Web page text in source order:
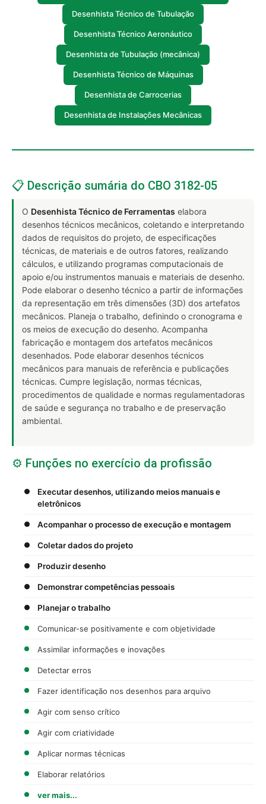
Desenhista Técnico de Tubulação
Desenhista Técnico Aeronáutico
Desenhista de Tubulação (mecânica)
Desenhista Técnico de Máquinas
Desenhista de Carrocerias
Desenhista de Instalações Mecânicas
📋 Descrição sumária do CBO 3182-05
O Desenhista Técnico de Ferramentas elabora
desenhos técnicos mecânicos, coletando e interpretando
dados de requisitos do projeto, de especificações
técnicas, de materiais e de outros fatores, realizando
cálculos, e utilizando programas computacionais de
apoio e/ou instrumentos manuais e materiais de desenho.
Pode elaborar o desenho técnico a partir de informações
da representação em três dimensões (3D) dos artefatos
mecânicos. Planeja o trabalho, definindo o cronograma e
os meios de execução do desenho. Acompanha
fabricação e montagem dos artefatos mecânicos
desenhados. Pode elaborar desenhos técnicos
mecânicos para manuais de referência e publicações
técnicas. Cumpre legislação, normas técnicas,
procedimentos de qualidade e normas regulamentadoras
de saúde e segurança no trabalho e de preservação
ambiental.
⚙️ Funções no exercício da profissão
Executar desenhos, utilizando meios manuais e
eletrônicos
Acompanhar o processo de execução e montagem
Coletar dados do projeto
Produzir desenho
Demonstrar competências pessoais
Planejar o trabalho
Comunicar-se positivamente e com objetividade
Assimilar informações e inovações
Detectar erros
Fazer identificação nos desenhos para arquivo
Agir com senso crítico
Agir com criatividade
Aplicar normas técnicas
Elaborar relatórios
ver mais...